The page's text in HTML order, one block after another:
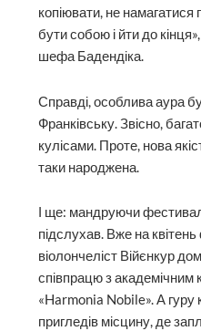
копіювати, не
бути собою і йти до
шефа Бадендіка.
Справді, особлива аура
Франківську. Звісно,
кулісами. Проте, нова
таки народжена.
І ще: мандруючи
підслухав. Вже на
віолончеліст Війєнкур
співпрацю з
«Harmonia Nobile». А гуру
пригледів місцину, де